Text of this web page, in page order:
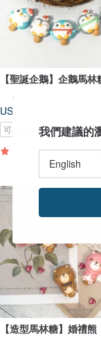
【聖誕企鵝】企鵝馬林
US$ 1.12
可客製
【造型馬林糖】婚禮熊
我們建議的